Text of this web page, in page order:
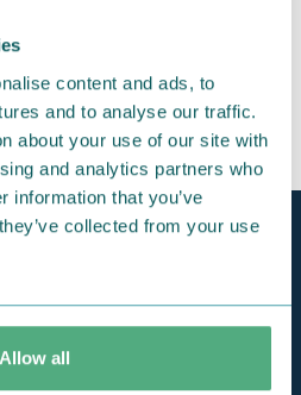
content and ads, to
and to analyse our traffic.
about your use of our site with
and analytics partners who
information that you’ve
collected from your use
Allow all